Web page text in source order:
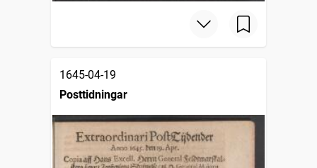
1645-04-19
Posttidningar